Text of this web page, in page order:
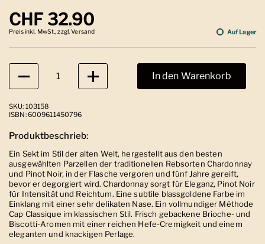
Regulärer Preis
CHF 32.90
Preis inkl. MwSt., zzgl. Versand Auf Lager
Anzahl
In den Warenkorb
SKU: 103158
ISBN: 6009611450796
Produktbeschrieb:
Ein Sekt im Stil der alten Welt, hergestellt aus den besten
ausgewählten Parzellen der traditionellen Rebsorten Chardonnay
und Pinot Noir, in der Flasche vergoren und fünf Jahre gereift,
bevor er degorgiert wird. Chardonnay sorgt für Eleganz, Pinot Noir
für Intensität und Reichtum. Eine subtile blassgoldene Farbe im
Einklang mit einer sehr delikaten Nase. Ein vollmundiger Méthode
Cap Classique im klassischen Stil. Frisch gebackene Brioche- und
Biscotti-Aromen mit einer reichen Hefe-Cremigkeit und einem
eleganten und knackigen Perlage.